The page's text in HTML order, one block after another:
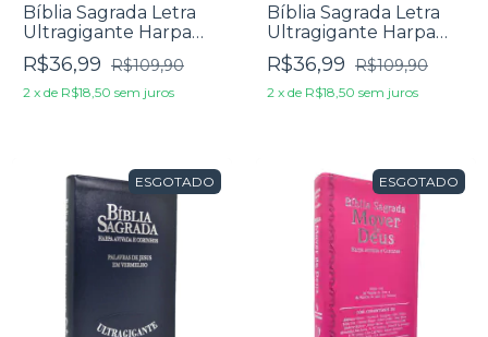
Bíblia Sagrada Letra
Ultragigante Harpa
Avivada E Corinhos -
Azul
R$36,99 R$109,90
2 x de R$18,50 sem juros
Bíblia Sagrada Letra
Ultragigante Harpa
Avivada E Corinhos
Marrom
R$36,99 R$109,90
2 x de R$18,50 sem juros
ESGOTADO ESGOTADO